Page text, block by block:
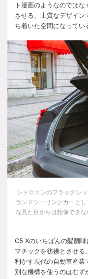
ト漫画のようなのでは
させる、上質なデザイン
ち着いた空間になってい
シトロエンのフラッグシ
ランドツーリングカーと
な見た目からは想像でき
C5 Xのいちばんの醍醐
マチックを彷彿とさせる
利かす現代の自動車産業
別な機構を使うのはむ